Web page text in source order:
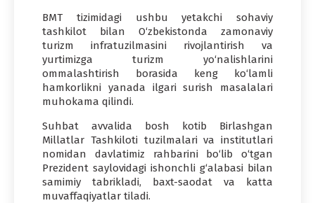
BMT tizimidagi ushbu yetakchi sohaviy
tashkilot bilan O‘zbekistonda zamonaviy
turizm infratuzilmasini rivojlantirish va
yurtimizga turizm yo‘nalishlarini
ommalashtirish borasida keng ko‘lamli
hamkorlikni yanada ilgari surish masalalari
muhokama qilindi.
Suhbat avvalida bosh kotib Birlashgan
Millatlar Tashkiloti tuzilmalari va institutlari
nomidan davlatimiz rahbarini bo‘lib o‘tgan
Prezident saylovidagi ishonchli g‘alabasi bilan
samimiy tabrikladi, baxt-saodat va katta
muvaffaqiyatlar tiladi.